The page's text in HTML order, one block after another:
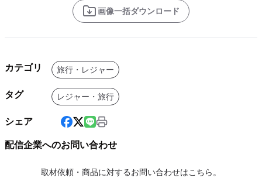
画像一括ダウンロード
カテゴリ 旅行・レジャー
タグ レジャー・旅行
シェア
配信企業へのお問い合わせ
取材依頼・商品に対するお問い合わせはこちら。